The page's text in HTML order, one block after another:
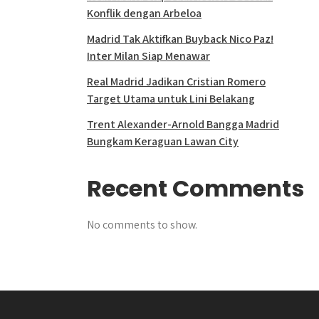
Konflik dengan Arbeloa
Madrid Tak Aktifkan Buyback Nico Paz!
Inter Milan Siap Menawar
Real Madrid Jadikan Cristian Romero
Target Utama untuk Lini Belakang
Trent Alexander-Arnold Bangga Madrid
Bungkam Keraguan Lawan City
Recent Comments
No comments to show.